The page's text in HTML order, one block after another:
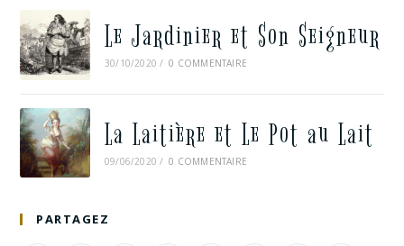
Le Jardinier et Son Seigneur
30/10/2020 / 0 COMMENTAIRE
La Laitière et Le Pot au Lait
09/06/2020 / 0 COMMENTAIRE
PARTAGEZ